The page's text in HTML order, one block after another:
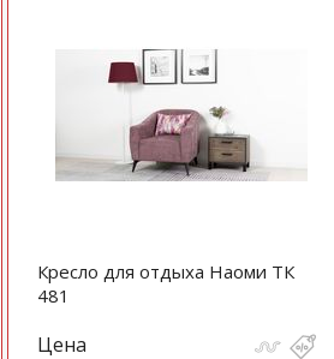
Кресло для отдыха Наоми ТК
481
Цена